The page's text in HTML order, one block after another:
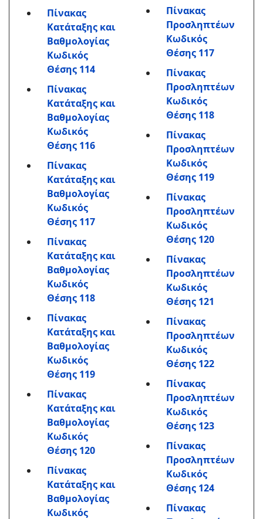
Πίνακας
Κατάταξης και
Βαθμολογίας
Κωδικός
Θέσης 114
Πίνακας
Κατάταξης και
Βαθμολογίας
Κωδικός
Θέσης 116
Πίνακας
Κατάταξης και
Βαθμολογίας
Κωδικός
Θέσης 117
Πίνακας
Κατάταξης και
Βαθμολογίας
Κωδικός
Θέσης 118
Πίνακας
Κατάταξης και
Βαθμολογίας
Κωδικός
Θέσης 119
Πίνακας
Κατάταξης και
Βαθμολογίας
Κωδικός
Θέσης 120
Πίνακας
Κατάταξης και
Βαθμολογίας
Κωδικός
Πίνακας
Προσληπτέων
Κωδικός
Θέσης 117
Πίνακας
Προσληπτέων
Κωδικός
Θέσης 118
Πίνακας
Προσληπτέων
Κωδικός
Θέσης 119
Πίνακας
Προσληπτέων
Κωδικός
Θέσης 120
Πίνακας
Προσληπτέων
Κωδικός
Θέσης 121
Πίνακας
Προσληπτέων
Κωδικός
Θέσης 122
Πίνακας
Προσληπτέων
Κωδικός
Θέσης 123
Πίνακας
Προσληπτέων
Κωδικός
Θέσης 124
Πίνακας